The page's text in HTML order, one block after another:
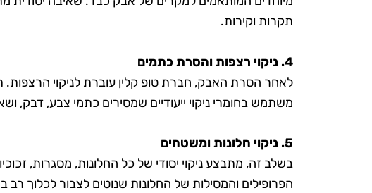
תקרות וקירות.
4. ניקוי רצפות והסרת כתמים
לאחר הסרת האבק, חברת טופ קלין עוברת לניקוי
משתמש בחומרי ניקוי ייעודיים שמסירים כתמי צבע, דבק,
5. ניקוי חלונות ומשטחים
בשלב זה, מתבצע ניקוי יסודי של כל החלונות, מסגרות,
הפרופילים והמסילות של החלונות שנוטים לצבור לכלוך רב